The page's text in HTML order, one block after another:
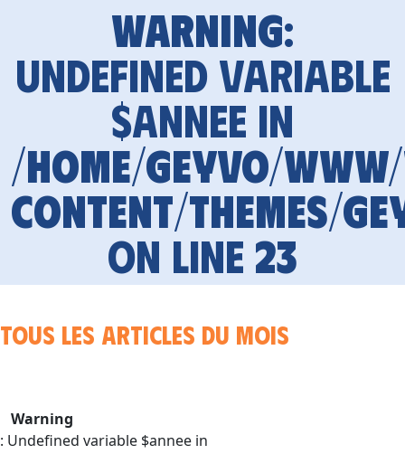
Warning:
Undefined variable
$annee in
/home/geyvo/
content/themes/
on line 23
Tous les articles du mois
Warning
: Undefined variable $annee in